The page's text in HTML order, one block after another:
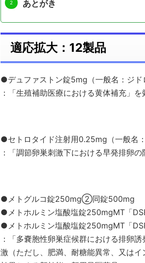
あとがき
適応拡大：12製品
●デュファストン錠5mg（一般名：ジド
：「生殖補助医療における黄体補充」
●セトロタイド注射用0.25mg（一般名
：「調節卵巣刺激下における早発排卵
●メトグルコ錠250mg②同錠500mg
●メトホルミン塩酸塩錠250mgMT「
●メトホルミン塩酸塩錠250mgMT「
：「多嚢胞性卵巣症候群における排卵
激（ただし、肥満、耐糖能異常、又は